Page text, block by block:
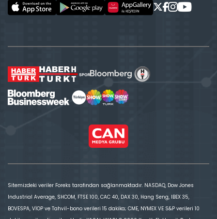
Sitemizdeki veriler Foreks tarafından sağlanmaktadır. NASDAQ, Dow Jones
Industrial Average, SHCOM, FTSE 100, CAC 40, DAX 30, Hang Seng, IBEX 35,
BOVESPA, VİOP ve Tahvil-bono verileri 15 dakika; CME, NYMEX VE S&P verileri 10